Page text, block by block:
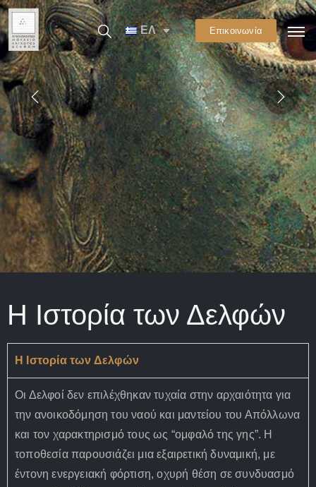
ΕΛ Επικοινωνία
Η Ιστορία των Δελφών
Η Ιστορία των Δελφών
Οι Δελφοί δεν επιλέχθηκαν τυχαία στην αρχαιότητα για
την ανοικοδόμηση του ναού και μαντείου του Απόλλωνα
και τον χαρακτηρισμό τους ως “ομφαλό της γης”. Η
τοποθεσία παρουσιάζει μια εξαιρετική δυναμική, με
έντονη ενεργειακή φόρτιση, οχυρή θέση σε συνδυασμό